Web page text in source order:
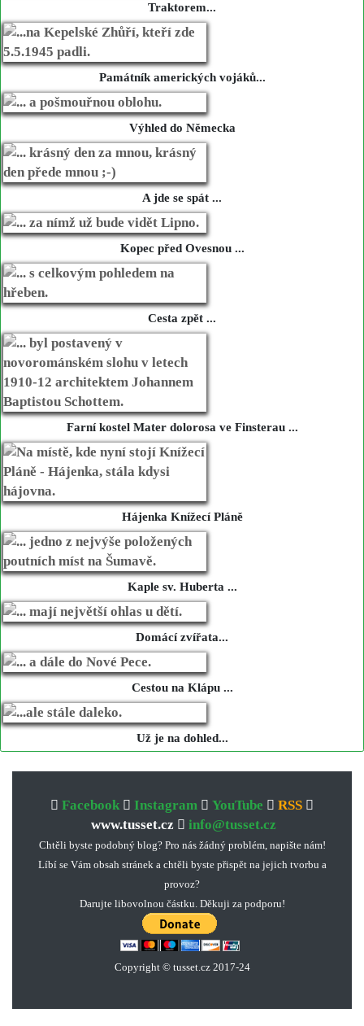
Traktorem...
Památník amerických vojáků...
Výhled do Německa
A jde se spát ...
Kopec před Ovesnou ...
Cesta zpět ...
Farní kostel Mater dolorosa ve Finsterau ...
Hájenka Knížecí Pláně
Kaple sv. Huberta ...
Domácí zvířata...
Cestou na Klápu ...
Už je na dohled...
Facebook Instagram YouTube
RSS
www.tusset.cz
info@tusset.cz
Chtěli byste podobný blog? Pro nás žádný problém, napište nám!
Líbí se Vám obsah stránek a chtěli byste přispět na jejich tvorbu a
provoz?
Darujte libovolnou částku. Děkuji za podporu!
Copyright © tusset.cz 2017-24